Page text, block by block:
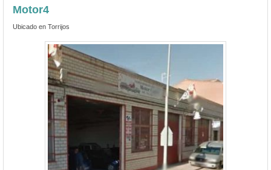
Motor4
Ubicado en Torrijos